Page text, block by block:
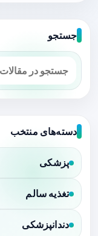
جستجو
دسته‌های منتخب
پزشکی
تغذیه سالم
دندانپزشکی